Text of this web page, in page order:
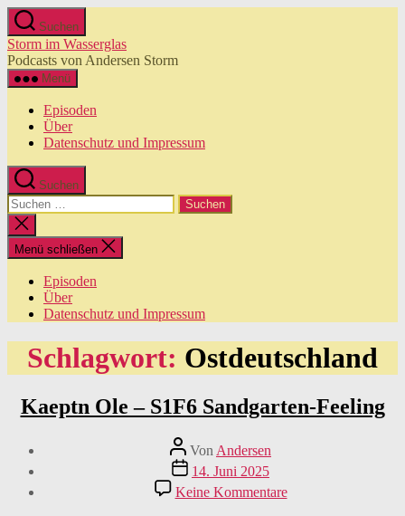
Zum
Inhalt
springen
Suchen
Storm im Wasserglas
Podcasts von Andersen Storm
Menü
Episoden
Über
Datenschutz und Impressum
Suchen
Suchen
nach:
Suche
schließen
Menü schließen
Episoden
Über
Datenschutz und Impressum
Schlagwort: Ostdeutschland
Kaeptn Ole – S1F6 Sandgarten-Feeling
Beitragsautor
Von Andersen
Veröffentlichungsdatum
14. Juni 2025
Keine Kommentarezu
Kaeptn